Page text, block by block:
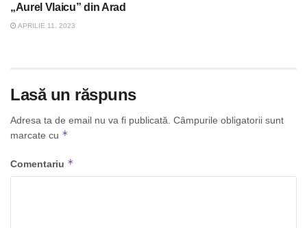
„Aurel Vlaicu” din Arad
APRILIE 11, 2023
Lasă un răspuns
Adresa ta de email nu va fi publicată. Câmpurile obligatorii sunt
marcate cu *
Comentariu *